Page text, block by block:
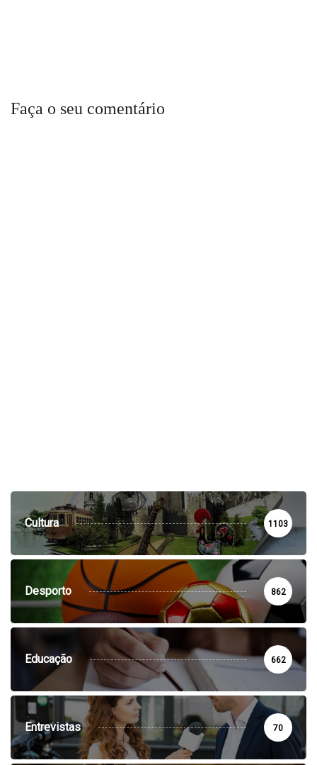
Faça o seu comentário
Cultura 1103
Desporto 862
Educação 662
Entrevistas 70